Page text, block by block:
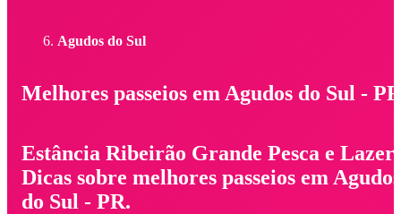
Agudos do Sul
Melhores passeios em Agudos do Sul - PR
Estância Ribeirão Grande Pesca e Lazer.
Dicas sobre melhores passeios em Agudos
do Sul - PR.